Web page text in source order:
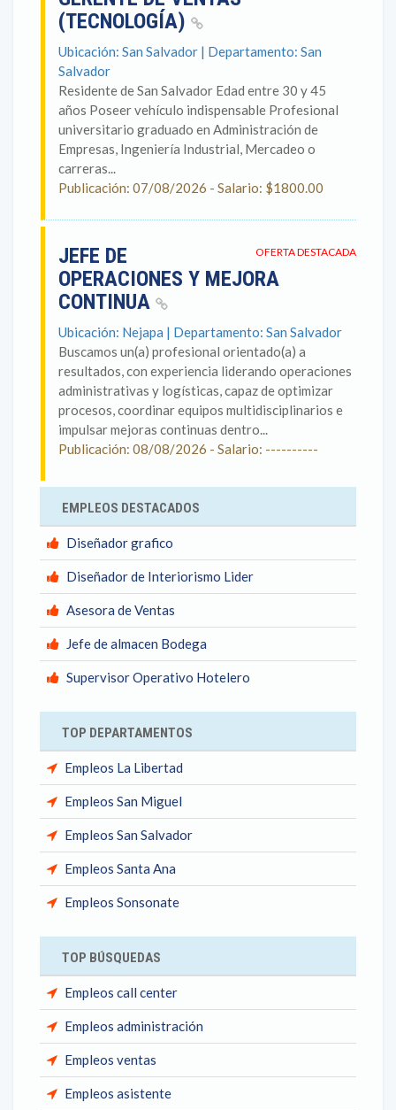
(TECNOLOGÍA)
Ubicación: San Salvador | Departamento: San
Salvador
Residente de San Salvador Edad entre 30 y 45
años Poseer vehículo indispensable Profesional
universitario graduado en Administración de
Empresas, Ingeniería Industrial, Mercadeo o
carreras...
Publicación: 07/08/2026 - Salario: $1800.00
OFERTA DESTACADA
JEFE DE
OPERACIONES Y MEJORA
CONTINUA
Ubicación: Nejapa | Departamento: San Salvador
Buscamos un(a) profesional orientado(a) a
resultados, con experiencia liderando operaciones
administrativas y logísticas, capaz de optimizar
procesos, coordinar equipos multidisciplinarios e
impulsar mejoras continuas dentro...
Publicación: 08/08/2026 - Salario: ----------
EMPLEOS DESTACADOS
Diseñador grafico
Diseñador de Interiorismo Lider
Asesora de Ventas
Jefe de almacen Bodega
Supervisor Operativo Hotelero
TOP DEPARTAMENTOS
Empleos La Libertad
Empleos San Miguel
Empleos San Salvador
Empleos Santa Ana
Empleos Sonsonate
TOP BÚSQUEDAS
Empleos call center
Empleos administración
Empleos ventas
Empleos asistente